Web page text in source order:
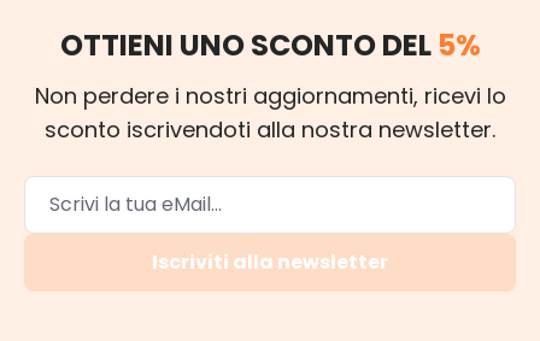
OTTIENI UNO SCONTO DEL 5%
Non perdere i nostri aggiornamenti, ricevi lo
sconto iscrivendoti alla nostra newsletter.
Iscriviti alla newsletter